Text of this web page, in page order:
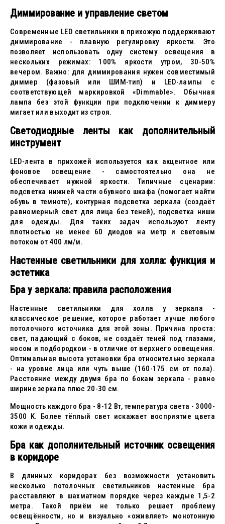
Диммирование и управление светом
Современные LED светильники в прихожую поддерживают
диммирование - плавную регулировку яркости. Это
позволяет использовать одну систему освещения в
нескольких режимах: 100% яркости утром, 30-50%
вечером. Важно: для диммирования нужен совместимый
диммер (фазовый или ШИМ-тип) и LED-лампы с
соответствующей маркировкой «Dimmable». Обычная
лампа без этой функции при подключении к диммеру
мигает или выходит из строя.
Светодиодные ленты как дополнительный
инструмент
LED-лента в прихожей используется как акцентное или
фоновое освещение - самостоятельно она не
обеспечивает нужной яркости. Типичные сценарии:
подсветка нижней части обувного шкафа (помогает найти
обувь в темноте), контурная подсветка зеркала (создаёт
равномерный свет для лица без теней), подсветка ниши
для одежды. Для таких задач используют ленту
плотностью не менее 60 диодов на метр и световым
потоком от 400 лм/м.
Настенные светильники для холла: функция и
эстетика
Бра у зеркала: правила расположения
Настенные светильники для холла у зеркала -
классическое решение, которое работает лучше любого
потолочного источника для этой зоны. Причина проста:
свет, падающий с боков, не создаёт теней под глазами,
носом и подбородком - в отличие от верхнего освещения.
Оптимальная высота установки бра относительно зеркала
- на уровне лица или чуть выше (160-175 см от пола).
Расстояние между двумя бра по бокам зеркала - равно
ширине зеркала плюс 20-30 см.
Мощность каждого бра - 8-12 Вт, температура света - 3000-
3500 K. Более тёплый свет искажает восприятие цвета
кожи и одежды.
Бра как дополнительный источник освещения
в коридоре
В длинных коридорах без возможности установить
несколько потолочных светильников настенные бра
расставляют в шахматном порядке через каждые 1,5-2
метра. Такой приём не только решает проблему
освещённости, но и визуально «оживляет» монотонную